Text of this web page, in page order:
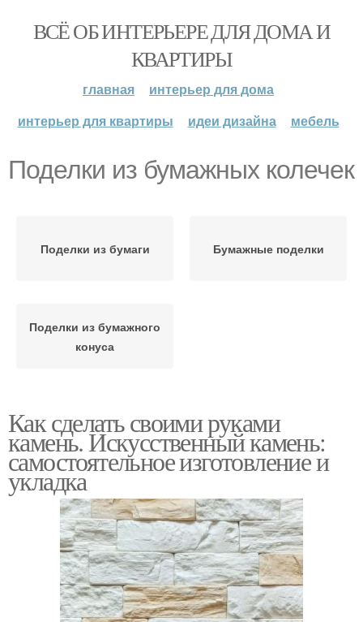
ВСЁ ОБ ИНТЕРЬЕРЕ ДЛЯ ДОМА И
КВАРТИРЫ
главная
интерьер для дома
интерьер для квартиры
идеи дизайна мебель
Поделки из бумажных колечек
Поделки из бумаги Бумажные поделки
Поделки из бумажного
конуса
Как сделать своими руками
камень. Искусственный камень:
самостоятельное изготовление и
укладка